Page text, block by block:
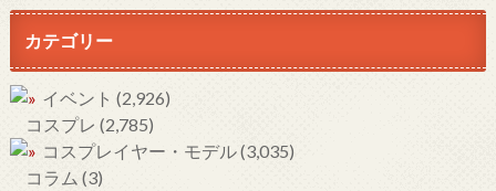
カテゴリー
イベント (2,926)
コスプレ (2,785)
コスプレイヤー・モデル(3,035)
コラム (3)